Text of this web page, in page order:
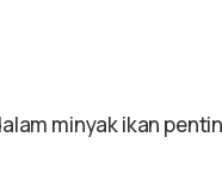
minyak ikan